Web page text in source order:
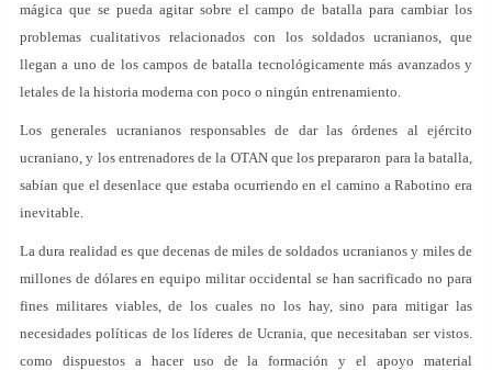
mágica que se pueda agitar sobre el campo de batalla para cambiar los
problemas cualitativos relacionados con los soldados ucranianos, que
llegan a uno de los campos de batalla tecnológicamente más avanzados y
letales de la historia moderna con poco o ningún entrenamiento.
Los generales ucranianos responsables de dar las órdenes al ejército
ucraniano, y los entrenadores de la OTAN que los prepararon para la batalla,
sabían que el desenlace que estaba ocurriendo en el camino a Rabotino era
inevitable.
La dura realidad es que decenas de miles de soldados ucranianos y miles de
millones de dólares en equipo militar occidental se han sacrificado no para
fines militares viables, de los cuales no los hay, sino para mitigar las
necesidades políticas de los líderes de Ucrania, que necesitaban ser vistos.
como dispuestos a hacer uso de la formación y el apoyo material